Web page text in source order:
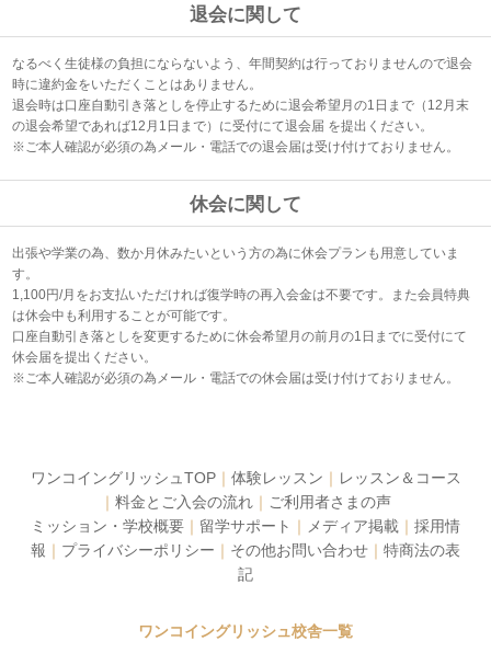
退会に関して
なるべく生徒様の負担にならないよう、年間契約は行っておりませんので退会
時に違約金をいただくことはありません。
退会時は口座自動引き落としを停止するために退会希望月の1日まで（12月末
の退会希望であれば12月1日まで）に受付にて退会届 を提出ください。
※ご本人確認が必須の為メール・電話での退会届は受け付けておりません。
休会に関して
出張や学業の為、数か月休みたいという方の為に休会プランも用意していま
す。
1,100円/月をお支払いただければ復学時の再入会金は不要です。また会員特典
は休会中も利用することが可能です。
口座自動引き落としを変更するために休会希望月の前月の1日までに受付にて
休会届を提出ください。
※ご本人確認が必須の為メール・電話での休会届は受け付けておりません。
ワンコイングリッシュTOP｜ 体験レッスン ｜ レッスン＆コース
｜ 料金とご入会の流れ ｜ ご利用者さまの声
ミッション・学校概要 ｜ 留学サポート ｜ メディア掲載 ｜ 採用情
報 ｜ プライバシーポリシー ｜ その他お問い合わせ ｜ 特商法の表
記
ワンコイングリッシュ校舎一覧